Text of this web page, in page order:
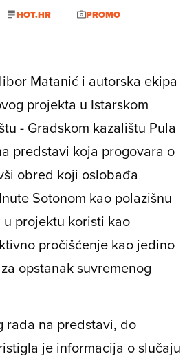
HOT.HR PROMO
Matanić i autorska ekipa
projekta u Istarskom
- Gradskom kazalištu Pula
predstavi koja progovara o
obred koji oslobađa
Sotonom kao polazišnu
projektu koristi kao
pročišćenje kao jedino
opstanak suvremenog
rada na predstavi, do
je informacija o slučaju